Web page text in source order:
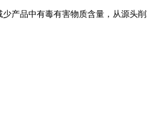
产品中有毒有害物质含量，从源头